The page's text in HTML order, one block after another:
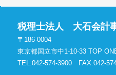
税理士法人 大石会計
〒186-0004
東京都国立市中1-10-33 TOP
TEL:042-574-3900
FAX:042-